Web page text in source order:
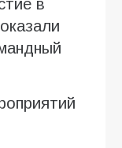
в